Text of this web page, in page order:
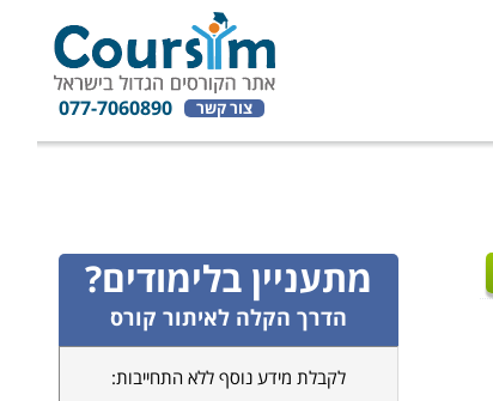
צור קשר 077-7060890
מתעניין בלימודים?
הדרך הקלה לאיתור קורס
לקבלת מידע נוסף ללא התחייבות: